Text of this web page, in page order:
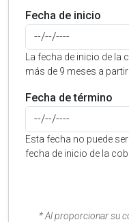
Fecha de inicio
La fecha de inicio de la
más de 9 meses a
Fecha de término
Esta fecha no puede
fecha de inicio de la
* Al proporcionar su